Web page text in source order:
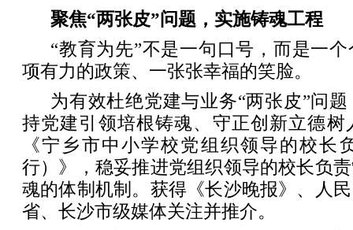
聚焦“两张皮”问题，实施铸魂工程
“教育为先”不是一句口号，而是一
项有力的政策、一张张幸福的笑脸。
为有效杜绝党建与业务“两张皮”问
持党建引领培根铸魂、守正创新立德树
《宁乡市中小学校党组织领导的校长
行）》，稳妥推进党组织领导的校长负
魂的体制机制。获得《长沙晚报》、人
省、长沙市级媒体关注并推介。